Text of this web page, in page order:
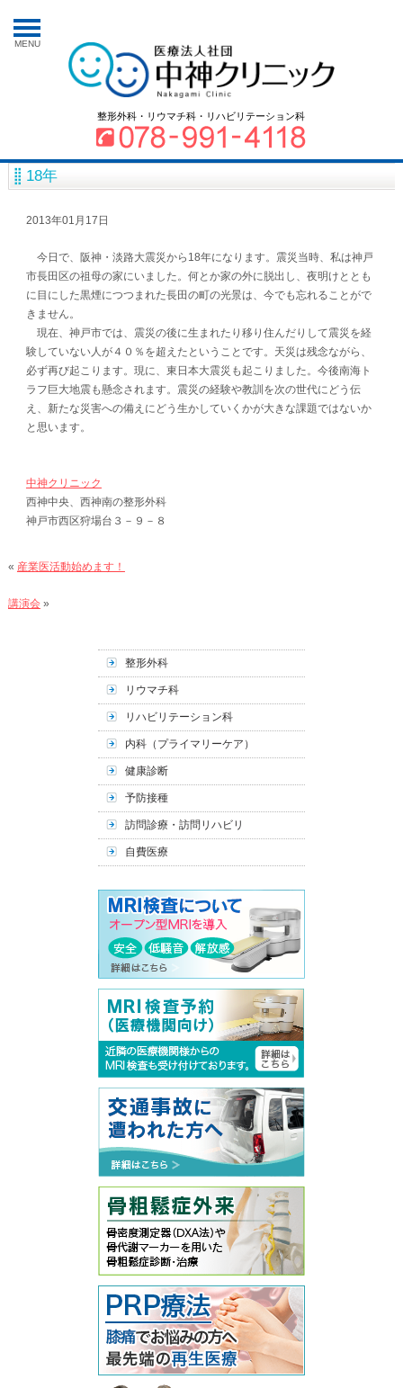
MENU
整形外科・リウマチ科・リハビリテーション科
18年
2013年01月17日
今日で、阪神・淡路大震災から18年になります。震災当時、私は神戸
市長田区の祖母の家にいました。何とか家の外に脱出し、夜明けととも
に目にした黒煙につつまれた長田の町の光景は、今でも忘れることがで
きません。
現在、神戸市では、震災の後に生まれたり移り住んだりして震災を経
験していない人が４０％を超えたということです。天災は残念ながら、
必ず再び起こります。現に、東日本大震災も起こりました。今後南海ト
ラフ巨大地震も懸念されます。震災の経験や教訓を次の世代にどう伝
え、新たな災害への備えにどう生かしていくかが大きな課題ではないか
と思います。
中神クリニック
西神中央、西神南の整形外科
神戸市西区狩場台３－９－８
« 産業医活動始めます！
講演会»
整形外科
リウマチ科
リハビリテーション科
内科（プライマリーケア）
健康診断
予防接種
訪問診療・訪問リハビリ
自費医療